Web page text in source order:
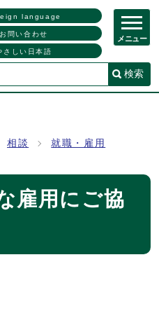
language
お問い合わせ
さしい日本語
検索
メニュー
相談 就職・雇用
雇用にご協